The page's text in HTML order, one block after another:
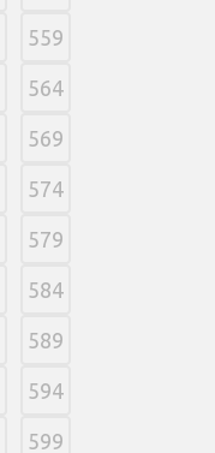
559
564
569
574
579
584
589
594
599